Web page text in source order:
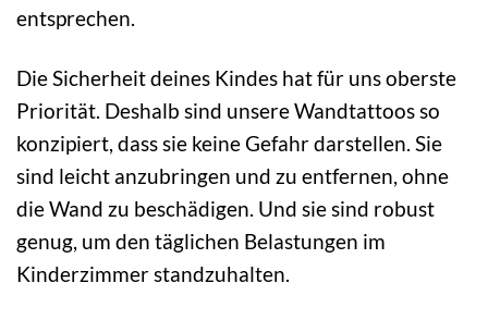
entsprechen.
Die Sicherheit deines Kindes hat für uns oberste
Priorität. Deshalb sind unsere Wandtattoos so
konzipiert, dass sie keine Gefahr darstellen. Sie
sind leicht anzubringen und zu entfernen, ohne
die Wand zu beschädigen. Und sie sind robust
genug, um den täglichen Belastungen im
Kinderzimmer standzuhalten.